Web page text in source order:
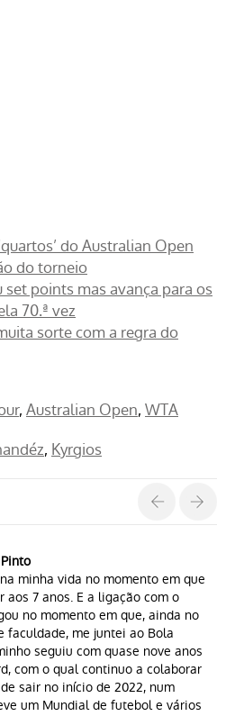
do Australian Open
do torneio
points mas avança para os
70.ª vez
sorte com a regra do
Australian Open WTA
Kyrgios
minha vida no momento em que
aos 7 anos. E a ligação com o
no momento em que, ainda no
faculdade, me juntei ao Bola
seguiu com quase nove anos
com o qual continuo a colaborar
sair no início de 2022, num
um Mundial de futebol e vários